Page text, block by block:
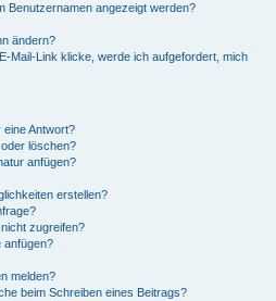
Benutzernamen angezeigt werden?
ändern?
Mail-Link klicke, werde ich aufgefordert, mich
Antwort?
löschen?
anfügen?
erstellen?
zugreifen?
anfügen?
melden?
beim Schreiben eines Beitrags?